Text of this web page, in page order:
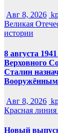
Авг 8, 2026
Великая
истории
8 августа
Верховного
Сталин
Авг 8, 2026
Красная линия
Новый